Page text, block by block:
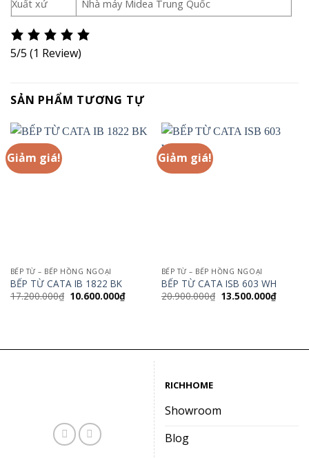
Xuất xứ
Nhà máy Midea Trung Quốc
5/5 (1 Review)
SẢN PHẨM TƯƠNG TỰ
Giảm giá!
BẾP TỪ – BẾP HỒNG NGOẠI
BẾP TỪ CATA IB 1822 BK
17.200.000₫ Giá
10.600.000₫Giá
hiện
Giảm giá!
BẾP TỪ – BẾP HỒNG NGOẠI
BẾP TỪ CATA ISB 603 WH
20.900.000₫ Giá
13.500.000₫Giá
hiện
RICHHOME
Showroom
Blog